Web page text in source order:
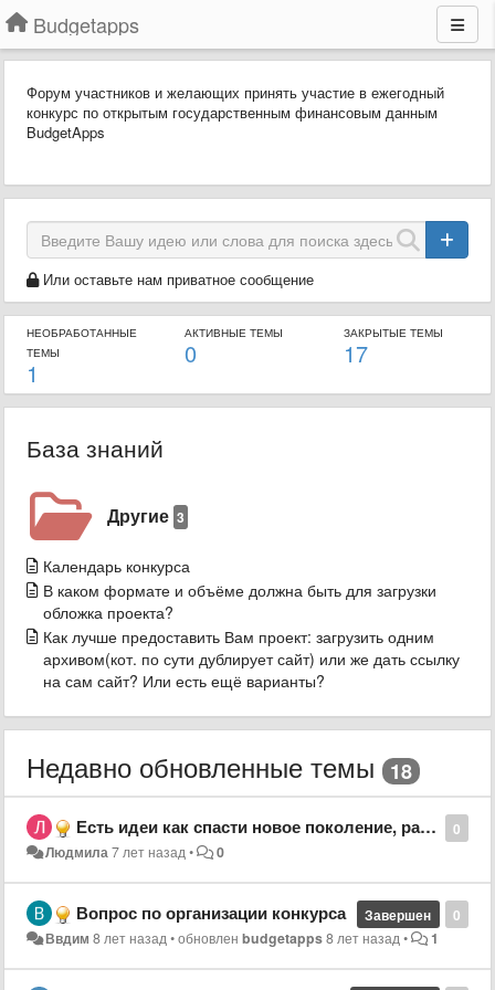
Budgetapps
Форум участников и желающих принять участие в ежегодный
конкурс по открытым государственным финансовым данным
BudgetApps
Или оставьте нам приватное сообщение
НЕОБРАБОТАННЫЕ
ТЕМЫ
1
АКТИВНЫЕ ТЕМЫ
0
ЗАКРЫТЫЕ ТЕМЫ
17
База знаний
Другие 3
Календарь конкурса
В каком формате и объёме должна быть для загрузки
обложка проекта?
Как лучше предоставить Вам проект: загрузить одним
архивом(кот. по сути дублирует сайт) или же дать ссылку
на сам сайт? Или есть ещё варианты?
Недавно обновленные темы 18
0
Есть идеи как спасти новое поколение, развить духовность и привнести пользу в развитие экономики страны, мы уже собрали команду, ждем одобрения @radaevamila "РусТехЭксперт"
Людмила7 лет назад• 0
0
Завершен
Вопрос по организации конкурса
Ввдим 8 лет назад•обновленbudgetapps8 лет назад• 1